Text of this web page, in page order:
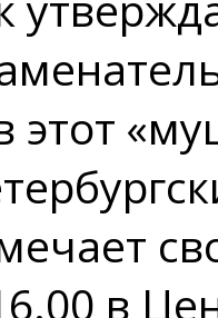
этот
в